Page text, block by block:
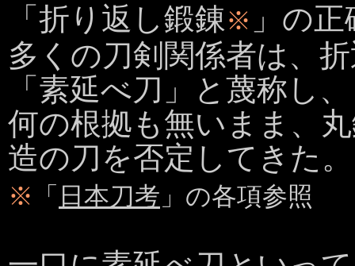
「折り返し鍛錬 ※ 」の
多くの刀剣関係者は、
「素延べ刀」と蔑称し、
何の根拠も無いまま、
造の刀を否定してきた。
※ 「 日本刀考 」の各項参照